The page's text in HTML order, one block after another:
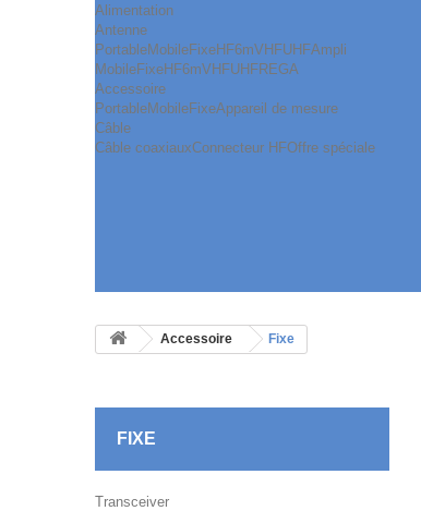
Alimentation
Antenne
PortableMobileFixeHF6mVHFUHFAmpli
MobileFixeHF6mVHFUHFREGA
Accessoire
PortableMobileFixeAppareil de mesure
Câble
Câble coaxiauxConnecteur HFOffre spéciale
Accessoire Fixe
FIXE
Transceiver